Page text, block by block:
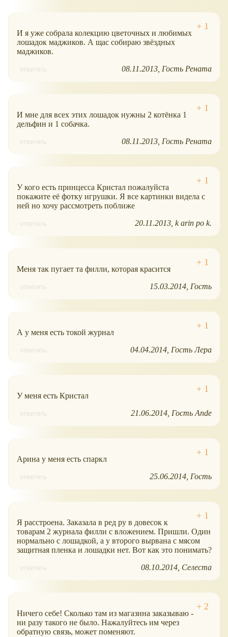
И я уже собрала колекцию цветочных и любимых
лошадок маджиков. А щас собираю звёздных
маджиков.
ответить 08.11.2013 Гость Рената
И мне для всех этих лошадок нужны 2 котёнка 1
дельфин и 1 собачка.
ответить 08.11.2013 Гость Рената
У кого есть принцесса Кристал пожалуйста
покажите её фотку игрушки. Я все картинки видела с
ней но хочу рассмотреть поближе
ответить 20.11.2013 k arin po k.
Меня так пугает та филли, которая красится
ответить 15.03.2014 Гость
А у меня есть токой журнал
ответить 04.04.2014 Гость Лера
У меня есть Кристал
ответить 21.06.2014 Гость Ande
Арина у меня есть спаркл
ответить 25.06.2014 Гость
Я расстроена. Заказала в ред ру в довесок к
товарам 2 журнала филли с вложением. Пришли. Один
нормально с лошадкой, а у второго вырвана с мясом
защитная пленка и лошадки нет. Вот как это понимать?
ответить 08.10.2014 Селеста
Ничего себе! Сколько там из магазина заказываю -
ни разу такого не было. Нажалуйтесь им через
обратную связь, может поменяют.